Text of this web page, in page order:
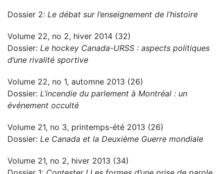
Dossier 2: Le débat sur l’enseignement de l’histoire
Volume 22, no 2, hiver 2014 (32)
Dossier: Le hockey Canada-URSS : aspects politiques
d’une rivalité sportive
Volume 22, no 1, automne 2013 (26)
Dossier: L’incendie du parlement à Montréal : un
événement occulté
Volume 21, no 3, printemps-été 2013 (26)
Dossier: Le Canada et la Deuxième Guerre mondiale
Volume 21, no 2, hiver 2013 (34)